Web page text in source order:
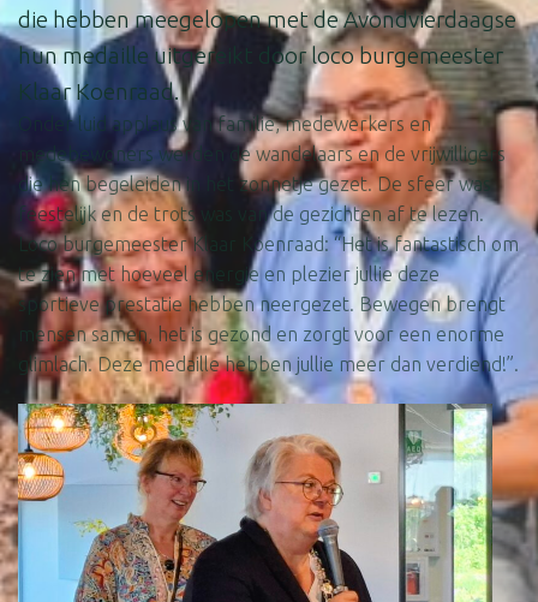
die hebben meegelopen met de Avondvierdaagse
hun medaille uitgereikt door loco burgemeester
Klaar Koenraad.
Onder luid applaus van familie, medewerkers en
medebewoners werden de wandelaars en de vrijwilligers
die hen begeleiden in het zonnetje gezet. De sfeer was
feestelijk en de trots was van de gezichten af te lezen.
Loco burgemeester Klaar Koenraad: “Het is fantastisch om
te zien met hoeveel energie en plezier jullie deze
sportieve prestatie hebben neergezet. Bewegen brengt
mensen samen, het is gezond en zorgt voor een enorme
glimlach. Deze medaille hebben jullie meer dan verdiend!”.